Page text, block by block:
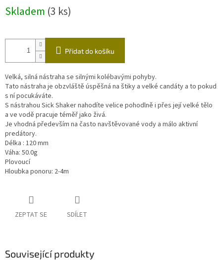
cena:
Skladem (3 ks)
Přidat do košíku
Velká, silná nástraha se silnými kolébavými pohyby.
Tato nástraha je obzvláště úspěšná na štiky a velké candáty a to pokud
s ní pocukáváte.
S nástrahou Sick Shaker nahodíte velice pohodlně i přes její velké tělo
a ve vodě pracuje téměř jako živá.
Je vhodná především na často navštěvované vody a málo aktivní
predátory.
Délka : 120 mm
Váha: 50.0g
Plovoucí
Hloubka ponoru: 2-4m
ZEPTAT SE SDÍLET
Související produkty